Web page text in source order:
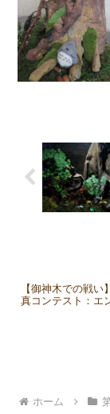
【御神木での戦
真コンテスト：エ
ホーム